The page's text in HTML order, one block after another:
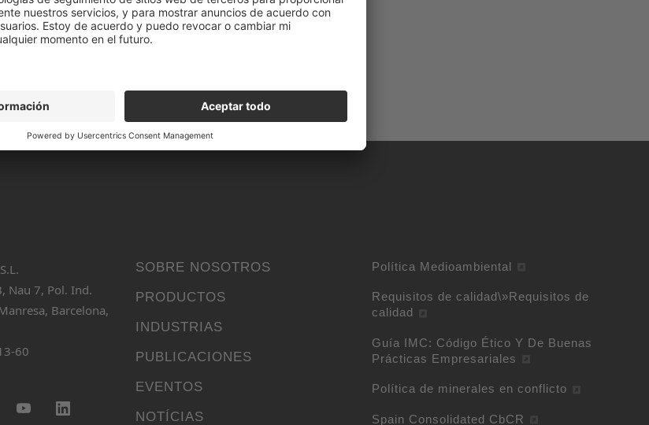
Nau 7, Pol. Ind.
Barcelona,
60
SOBRE NOSOTROS
PRODUCTOS
INDUSTRIAS
PUBLICACIONES
EVENTOS
NOTÍCIAS
Política Medioambiental
Requisitos de calidad\»Requisitos de
calidad
Guía IMC: Código Ético Y De Buenas
Prácticas Empresariales
Política de minerales en conflicto
Spain Consolidated CbCR